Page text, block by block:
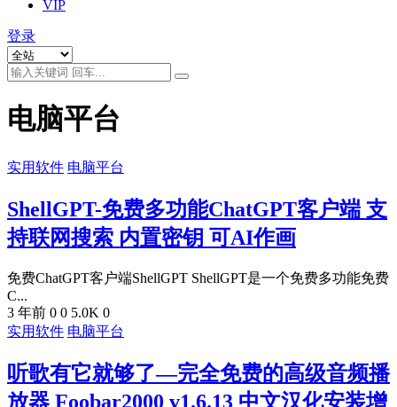
VIP
登录
电脑平台
实用软件 电脑平台
ShellGPT-免费多功能ChatGPT客户端 支
持联网搜索 内置密钥 可AI作画
免费ChatGPT客户端ShellGPT ShellGPT是一个免费多功能免费
C...
3 年前 0 0 5.0K 0
实用软件 电脑平台
听歌有它就够了—完全免费的高级音频播
放器 Foobar2000 v1.6.13 中文汉化安装增